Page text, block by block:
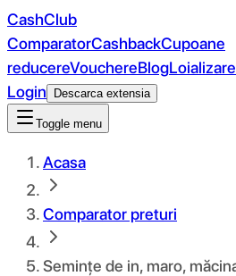
CashClub
ComparatorCashbackCupoane
reducereVouchereBlogLoializare
Login
Descarca extensia
Toggle menu
Acasa
Comparator preturi
Semințe de in, maro,